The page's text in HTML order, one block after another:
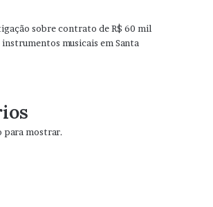
sobre contrato de R$ 60 mil
musicais em Santa
para mostrar.